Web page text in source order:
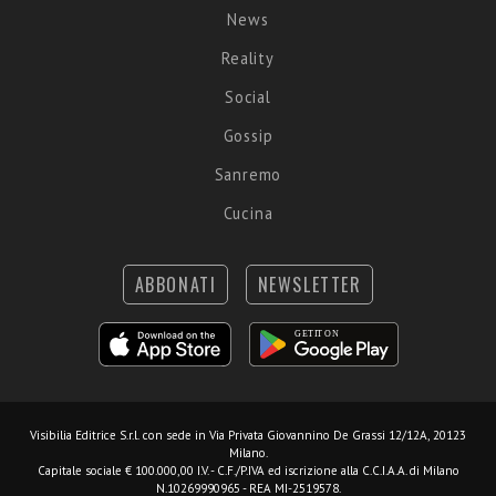
News
Reality
Social
Gossip
Sanremo
Cucina
ABBONATI NEWSLETTER
Visibilia Editrice S.r.l. con sede in Via Privata Giovannino De Grassi 12/12A, 20123
Milano.
Capitale sociale € 100.000,00 I.V. - C.F./P.IVA ed iscrizione alla C.C.I.A.A. di Milano
N.10269990965 - REA MI-2519578.